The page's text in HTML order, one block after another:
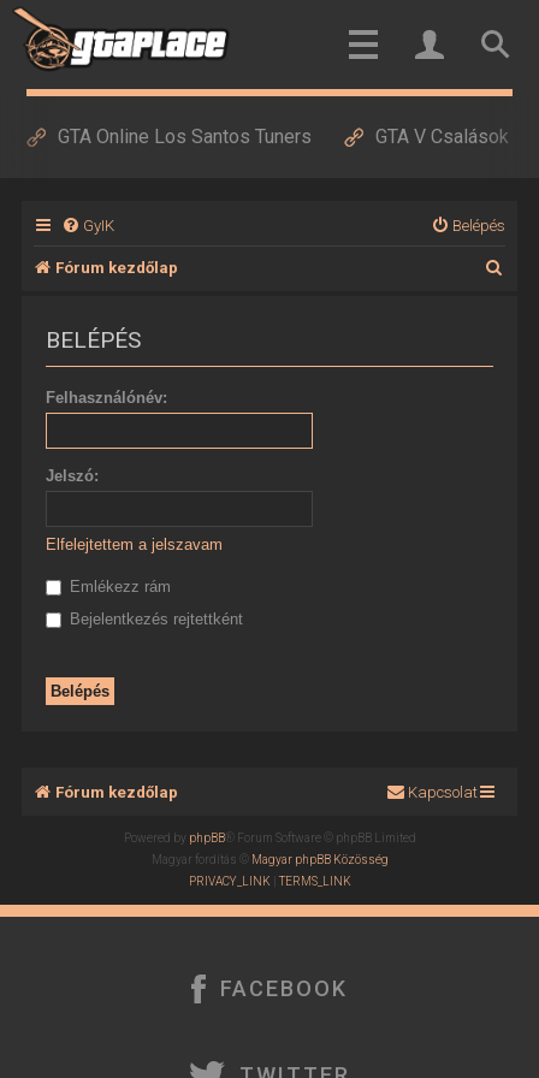
GTA Online Los Santos Tuners GTA V Csalások
GyIK Belépés
Fórum kezdőlap
BELÉPÉS
Felhasználónév:
Jelszó:
Elfelejtettem a jelszavam
Emlékezz rám
Bejelentkezés rejtettként
Fórum kezdőlap Kapcsolat
Powered by phpBB® Forum Software © phpBB Limited
Magyar fordítás © Magyar phpBB Közösség
PRIVACY_LINK |TERMS_LINK
FACEBOOK